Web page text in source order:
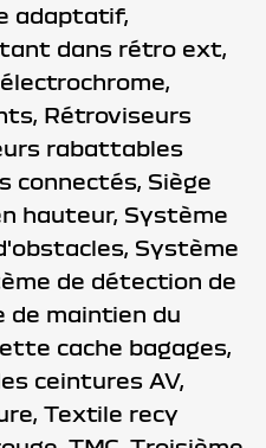
adaptatif,
dans rétro ext,
Rétroviseurs
rabattables
connectés, Siège
hauteur, Système
Système
de détection de
de maintien du
cache bagages,
ceintures AV,
Textile recy